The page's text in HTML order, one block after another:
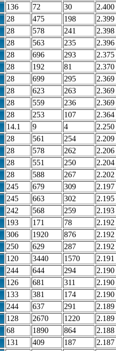
136 72 30 2.400
28 475 198 2.399
28 578 241 2.398
28 563 235 2.396
28 696 293 2.375
28 192 81 2.370
28 699 295 2.369
28 623 263 2.369
28 559 236 2.369
28 253 107 2.364
14.1 9 4 2.250
28 561 254 2.209
28 578 262 2.206
28 551 250 2.204
28 588 267 2.202
245 679 309 2.197
245 663 302 2.195
242 568 259 2.193
193 171 78 2.192
306 1920 876 2.192
250 629 287 2.192
120 3440 1570 2.191
244 644 294 2.190
126 681 311 2.190
133 381 174 2.190
244 637 291 2.189
128 2670 1220 2.189
68 1890 864 2.188
131 409 187 2.187